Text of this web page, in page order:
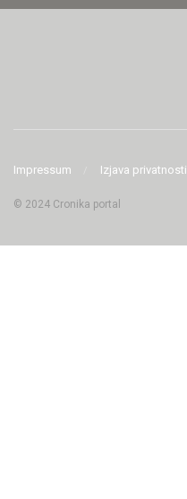
Impressum Izjava privatnosti
© 2024 Cronika portal